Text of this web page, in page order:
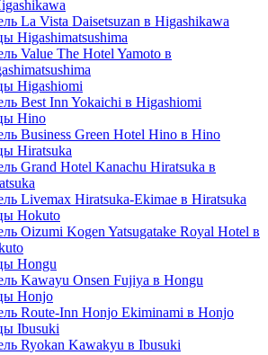
La Vista Daisetsuzan в Higashikawa
Higashimatsushima
Value The Hotel Yamoto в
Higashiomi
Best Inn Yokaichi в Higashiomi
Hino
Business Green Hotel Hino в Hino
Hiratsuka
Grand Hotel Kanachu Hiratsuka в
Livemax Hiratsuka-Ekimae в Hiratsuka
Hokuto
Oizumi Kogen Yatsugatake Royal Hotel в
Hongu
Kawayu Onsen Fujiya в Hongu
Honjo
Route-Inn Honjo Ekiminami в Honjo
Ibusuki
Ryokan Kawakyu в Ibusuki